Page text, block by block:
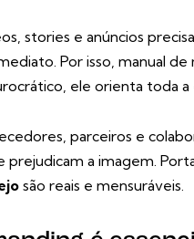
stories e anúncios
Por isso, manual
ele orienta toda a
parceiros e
prejudicam a imagem.
são reais e mensuráveis.